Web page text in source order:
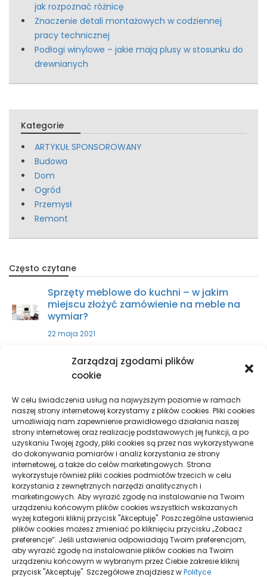
Zarządzaj zgodami plików
cookie
W celu świadczenia usług na najwyższym poziomie w ramach
naszej strony internetowej korzystamy z plików cookies. Pliki cookies
umożliwiają nam zapewnienie prawidłowego działania naszej
strony internetowej oraz realizację podstawowych jej funkcji, a po
uzyskaniu Twojej zgody, pliki cookies są przez nas wykorzystywane
do dokonywania pomiarów i analiz korzystania ze strony
internetowej, a także do celów marketingowych. Strona
wykorzystuje również pliki cookies podmiotów trzecich w celu
korzystania z zewnętrznych narzędzi analitycznych i
marketingowych. Aby wyrazić zgodę na instalowanie na Twoim
urządzeniu końcowym plików cookies wszystkich wskazanych
wyżej kategorii kliknij przycisk "Akceptuję". Poszczególne ustawienia
plików cookies możesz zmieniać po kliknięciu przycisku „Zobacz
preferencje”. Jeśli ustawienia odpowiadają Twoim preferencjom,
aby wyrazić zgodę na instalowanie plików cookies na Twoim
urządzeniu końcowym w wybranym przez Ciebie zakresie kliknij
przycisk "Akceptuję". Szczegółowe znajdziesz wPolityce
jak rozpoznać różnicę
Znaczenie detali montażowych w codziennej
pracy technicznej
Podłogi winylowe – jakie mają plusy w stosunku do
drewnianych
Kategorie
ARTYKUŁ SPONSOROWANY
Budowa
Dom
Ogród
Przemysł
Remont
Często czytane
Sprzęty meblowe do kuchni – w jakim
miejscu złożyć zamówienie na meble na
wymiar?
22 maja 2021
Zakup części do ciągnika – w jakim
miejscu kupić?
9 kwietnia 2021
Sprzęty skrawające – wszystko, co
musisz wiedzieć
29 października 2021